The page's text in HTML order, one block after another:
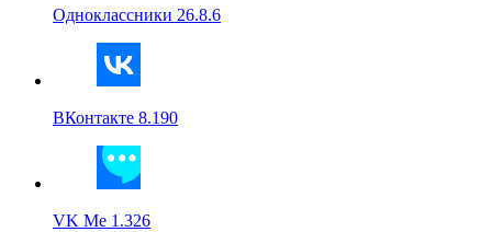
Одноклассники 26.8.6
ВКонтакте 8.190
VK Me 1.326